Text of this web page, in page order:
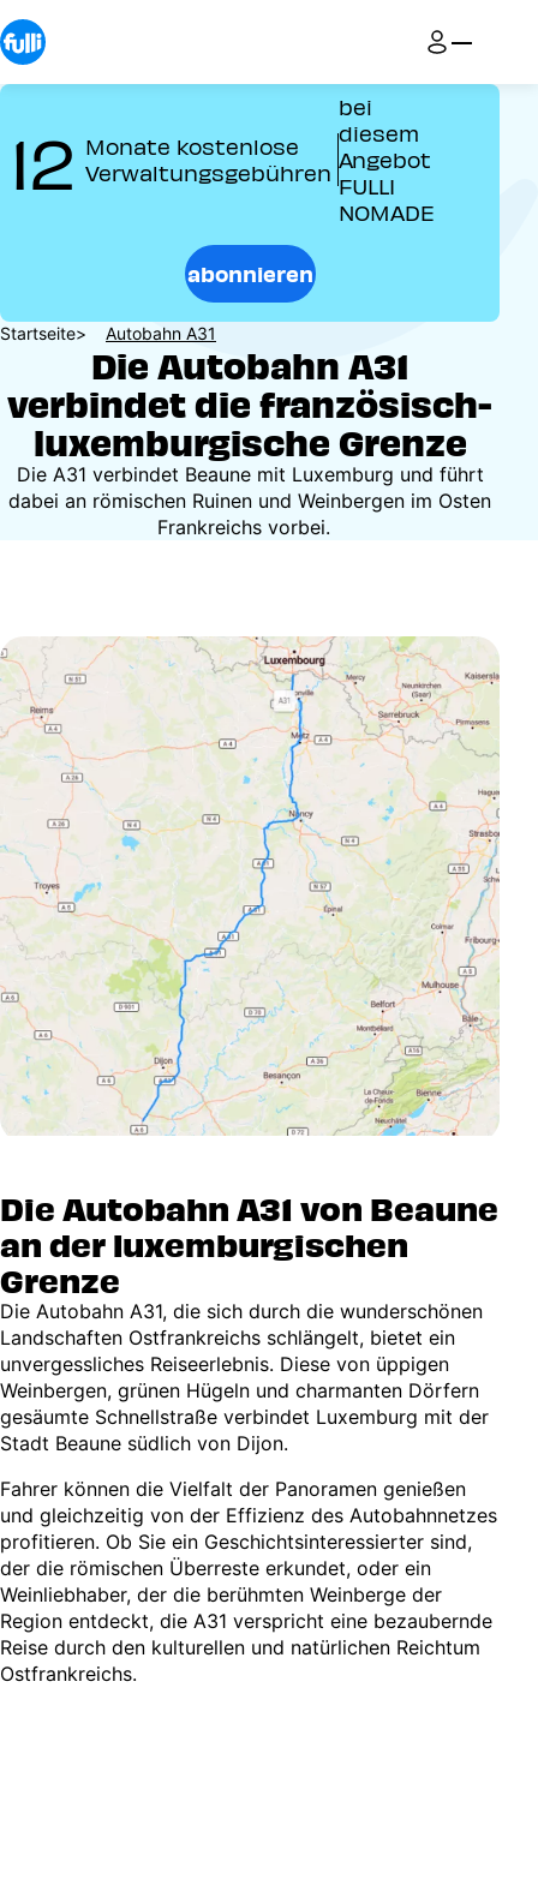
Direkt
zum
Inhalt
12 Monate kostenlose
Verwaltungsgebühren
bei
diesem
Angebot
FULLI
NOMADE
abonnieren
Pfadnavigation
Startseite Autobahn A31
Die Autobahn A31
verbindet die französisch-
luxemburgische Grenze
Die A31 verbindet Beaune mit Luxemburg und führt
dabei an römischen Ruinen und Weinbergen im Osten
Frankreichs vorbei.
Die Autobahn A31 von Beaune
an der luxemburgischen
Grenze
Die Autobahn A31, die sich durch die wunderschönen
Landschaften Ostfrankreichs schlängelt, bietet ein
unvergessliches Reiseerlebnis. Diese von üppigen
Weinbergen, grünen Hügeln und charmanten Dörfern
gesäumte Schnellstraße verbindet Luxemburg mit der
Stadt Beaune südlich von Dijon.
Fahrer können die Vielfalt der Panoramen genießen
und gleichzeitig von der Effizienz des Autobahnnetzes
profitieren. Ob Sie ein Geschichtsinteressierter sind,
der die römischen Überreste erkundet, oder ein
Weinliebhaber, der die berühmten Weinberge der
Region entdeckt, die A31 verspricht eine bezaubernde
Reise durch den kulturellen und natürlichen Reichtum
Ostfrankreichs.